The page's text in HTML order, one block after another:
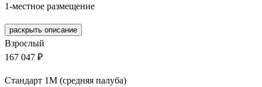
1-местное размещение
раскрыть описание
Взрослый
167 047 ₽
Стандарт 1M (средняя палуба)